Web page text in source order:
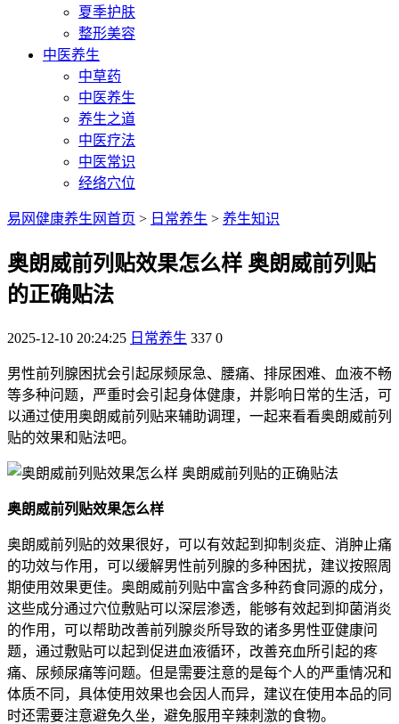
夏季护肤
整形美容
中医养生
中草药
中医养生
养生之道
中医疗法
中医常识
经络穴位
易网健康养生网首页 > 日常养生 > 养生知识
奥朗威前列贴效果怎么样 奥朗威前列贴
的正确贴法
2025-12-10 20:24:25 日常养生 337 0
男性前列腺困扰会引起尿频尿急、腰痛、排尿困难、血液不畅
等多种问题，严重时会引起身体健康，并影响日常的生活，可
以通过使用奥朗威前列贴来辅助调理，一起来看看奥朗威前列
贴的效果和贴法吧。
奥朗威前列贴效果怎么样
奥朗威前列贴的效果很好，可以有效起到抑制炎症、消肿止痛
的功效与作用，可以缓解男性前列腺的多种困扰，建议按照周
期使用效果更佳。奥朗威前列贴中富含多种药食同源的成分，
这些成分通过穴位敷贴可以深层渗透，能够有效起到抑菌消炎
的作用，可以帮助改善前列腺炎所导致的诸多男性亚健康问
题，通过敷贴可以起到促进血液循环，改善充血所引起的疼
痛、尿频尿痛等问题。但是需要注意的是每个人的严重情况和
体质不同，具体使用效果也会因人而异，建议在使用本品的同
时还需要注意避免久坐，避免服用辛辣刺激的食物。